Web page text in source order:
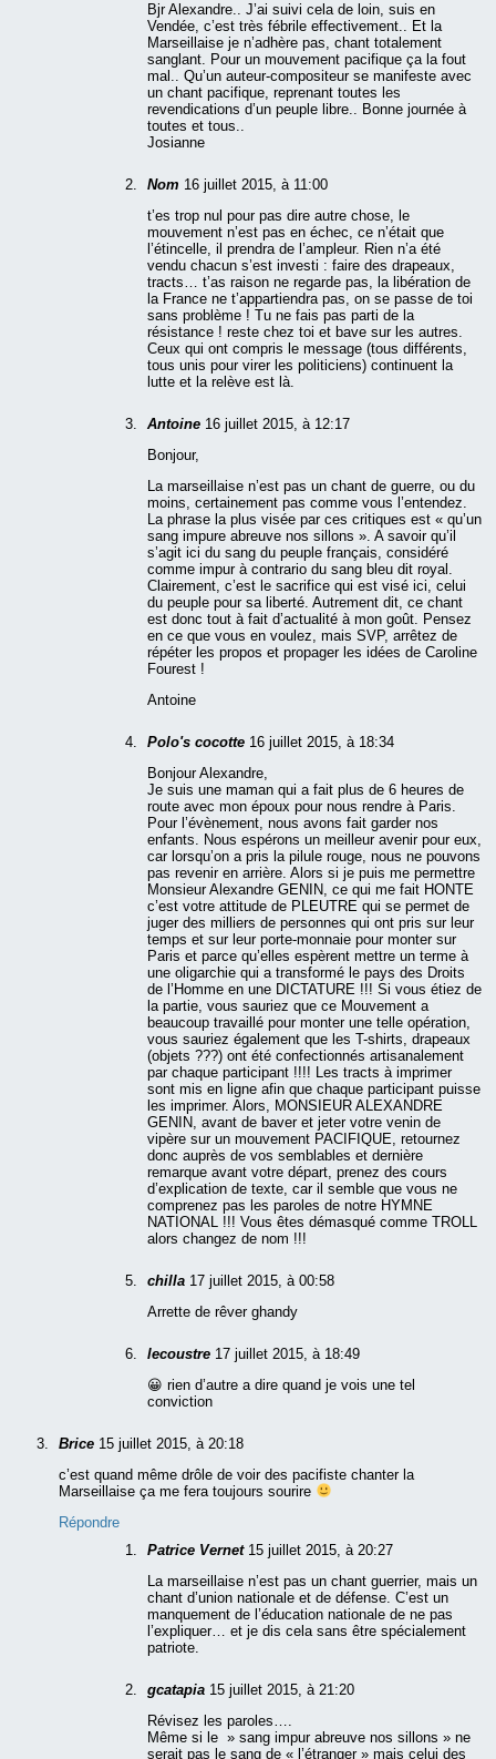
Bjr Alexandre.. J’ai suivi cela de loin, suis en
Vendée, c’est très fébrile effectivement.. Et la
Marseillaise je n’adhère pas, chant totalement
sanglant. Pour un mouvement pacifique ça la fout
mal.. Qu’un auteur-compositeur se manifeste avec
un chant pacifique, reprenant toutes les
revendications d’un peuple libre.. Bonne journée à
toutes et tous..
Josianne
Nom 16 juillet 2015, à 11:00
t’es trop nul pour pas dire autre chose, le
mouvement n’est pas en échec, ce n’était que
l’étincelle, il prendra de l’ampleur. Rien n’a été
vendu chacun s’est investi : faire des drapeaux,
tracts… t’as raison ne regarde pas, la libération de
la France ne t’appartiendra pas, on se passe de toi
sans problème ! Tu ne fais pas parti de la
résistance ! reste chez toi et bave sur les autres.
Ceux qui ont compris le message (tous différents,
tous unis pour virer les politiciens) continuent la
lutte et la relève est là.
Antoine 16 juillet 2015, à 12:17
Bonjour,
La marseillaise n’est pas un chant de guerre, ou du
moins, certainement pas comme vous l’entendez.
La phrase la plus visée par ces critiques est « qu’un
sang impure abreuve nos sillons ». A savoir qu’il
s’agit ici du sang du peuple français, considéré
comme impur à contrario du sang bleu dit royal.
Clairement, c’est le sacrifice qui est visé ici, celui
du peuple pour sa liberté. Autrement dit, ce chant
est donc tout à fait d’actualité à mon goût. Pensez
en ce que vous en voulez, mais SVP, arrêtez de
répéter les propos et propager les idées de Caroline
Fourest !
Antoine
Polo's cocotte 16 juillet 2015, à 18:34
Bonjour Alexandre,
Je suis une maman qui a fait plus de 6 heures de
route avec mon époux pour nous rendre à Paris.
Pour l’évènement, nous avons fait garder nos
enfants. Nous espérons un meilleur avenir pour eux,
car lorsqu’on a pris la pilule rouge, nous ne pouvons
pas revenir en arrière. Alors si je puis me permettre
Monsieur Alexandre GENIN, ce qui me fait HONTE
c’est votre attitude de PLEUTRE qui se permet de
juger des milliers de personnes qui ont pris sur leur
temps et sur leur porte-monnaie pour monter sur
Paris et parce qu’elles espèrent mettre un terme à
une oligarchie qui a transformé le pays des Droits
de l’Homme en une DICTATURE !!! Si vous étiez de
la partie, vous sauriez que ce Mouvement a
beaucoup travaillé pour monter une telle opération,
vous sauriez également que les T-shirts, drapeaux
(objets ???) ont été confectionnés artisanalement
par chaque participant !!!! Les tracts à imprimer
sont mis en ligne afin que chaque participant puisse
les imprimer. Alors, MONSIEUR ALEXANDRE
GENIN, avant de baver et jeter votre venin de
vipère sur un mouvement PACIFIQUE, retournez
donc auprès de vos semblables et dernière
remarque avant votre départ, prenez des cours
d’explication de texte, car il semble que vous ne
comprenez pas les paroles de notre HYMNE
NATIONAL !!! Vous êtes démasqué comme TROLL
alors changez de nom !!!
chilla 17 juillet 2015, à 00:58
Arrette de rêver ghandy
lecoustre 17 juillet 2015, à 18:49
😀 rien d’autre a dire quand je vois une tel
conviction
Brice 15 juillet 2015, à 20:18
c’est quand même drôle de voir des pacifiste chanter la
Marseillaise ça me fera toujours sourire
Répondre
Patrice Vernet 15 juillet 2015, à 20:27
La marseillaise n’est pas un chant guerrier, mais un
chant d’union nationale et de défense. C’est un
manquement de l’éducation nationale de ne pas
l’expliquer… et je dis cela sans être spécialement
patriote.
gcatapia 15 juillet 2015, à 21:20
Révisez les paroles….
Même si le » sang impur abreuve nos sillons » ne
serait pas le sang de « l’étranger » mais celui des